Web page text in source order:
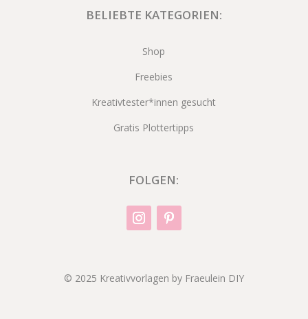
BELIEBTE KATEGORIEN:
Shop
Freebies
Kreativtester*innen gesucht
Gratis Plottertipps
FOLGEN:
© 2025 Kreativvorlagen by Fraeulein DIY